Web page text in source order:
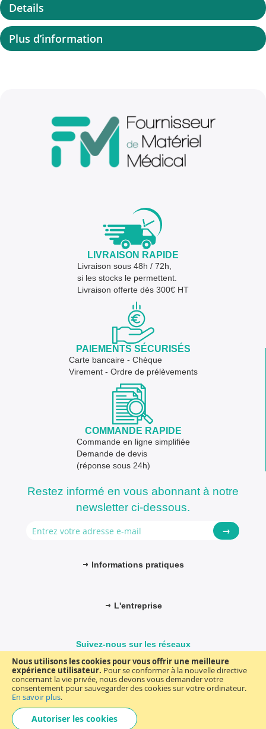
Nous utilisons les cookies pour vous offrir une meilleure
expérience utilisateur. Pour se conformer à la nouvelle directive
concernant la vie privée, nous devons vous demander votre
consentement pour sauvegarder des cookies sur votre ordinateur.
En savoir plus.
Autoriser les cookies
Details
Plus d’information
LIVRAISON RAPIDE
Livraison sous 48h / 72h,
si les stocks le permettent.
Livraison offerte dès 300€ HT
PAIEMENTS SÉCURISÉS
Carte bancaire - Chèque
Virement - Ordre de prélèvements
COMMANDE RAPIDE
Commande en ligne simplifiée
Demande de devis
(réponse sous 24h)
Restez informé en vous abonnant à notre
newsletter ci-dessous.
→
Informations pratiques
L'entreprise
Suivez-nous sur les réseaux
© FM-médical. Tous droits réservés 2025Termes et Conditions
Choisir
une
general